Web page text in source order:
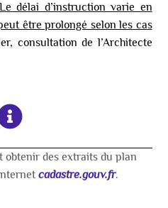
Le délai d’instruction varie en
être prolongé selon les cas
consultation de l’Architecte
obtenir des extraits du plan
cadastre.gouv.fr.